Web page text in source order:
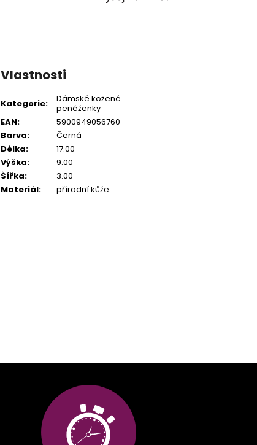
Vlastnosti
Kategorie:
Dámské kožené
peněženky
EAN:
5900949056760
Barva:
Černá
Délka:
17.00
Výška:
9.00
Šířka:
3.00
Materiál: přírodní kůže